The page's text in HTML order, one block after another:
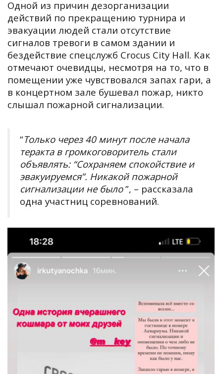
Одной из причин дезорганизации
действий по прекращению турнира и
эвакуации людей стали отсутствие
сигналов тревоги в самом здании и
бездействие спецслужб Crocus City Hall. Как
отмечают очевидцы, несмотря на то, что в
помещении уже чувствовался запах гари, а
в концертном зале бушевал пожар, никто
слышал пожарной сигнализации.
“Только через 40 минутпосле начала
теракта в громкоговоритель стали
объявлять: “Сохраняем спокойствие и
эвакуируемся”. Никакой пожарной
сигнализации не было”, – рассказала
одна участниц соревнований.